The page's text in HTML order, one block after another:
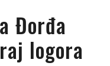
Đorđa
logora